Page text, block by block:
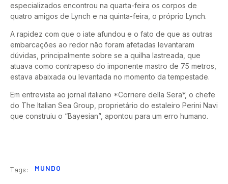
especializados encontrou na quarta-feira os corpos de
quatro amigos de Lynch e na quinta-feira, o próprio Lynch.
A rapidez com que o iate afundou e o fato de que as outras
embarcações ao redor não foram afetadas levantaram
dúvidas, principalmente sobre se a quilha lastreada, que
atuava como contrapeso do imponente mastro de 75 metros,
estava abaixada ou levantada no momento da tempestade.
Em entrevista ao jornal italiano *Corriere della Sera*, o chefe
do The Italian Sea Group, proprietário do estaleiro Perini Navi
que construiu o “Bayesian”, apontou para um erro humano.
Tags: MUNDO